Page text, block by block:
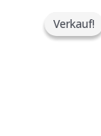
Verkauf!
Verkauf!